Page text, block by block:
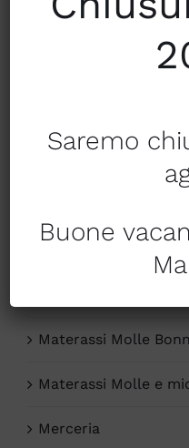
Materassi Molle
Materassi Molle e
Merceria
Saremo
Buone